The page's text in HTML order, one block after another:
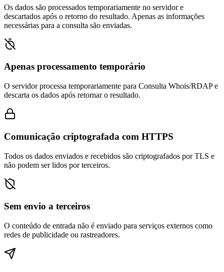
Os dados são processados temporariamente no servidor e
descartados após o retorno do resultado. Apenas as informações
necessárias para a consulta são enviadas.
Apenas processamento temporário
O servidor processa temporariamente para Consulta Whois/RDAP e
descarta os dados após retornar o resultado.
Comunicação criptografada com HTTPS
Todos os dados enviados e recebidos são criptografados por TLS e
não podem ser lidos por terceiros.
Sem envio a terceiros
O conteúdo de entrada não é enviado para serviços externos como
redes de publicidade ou rastreadores.